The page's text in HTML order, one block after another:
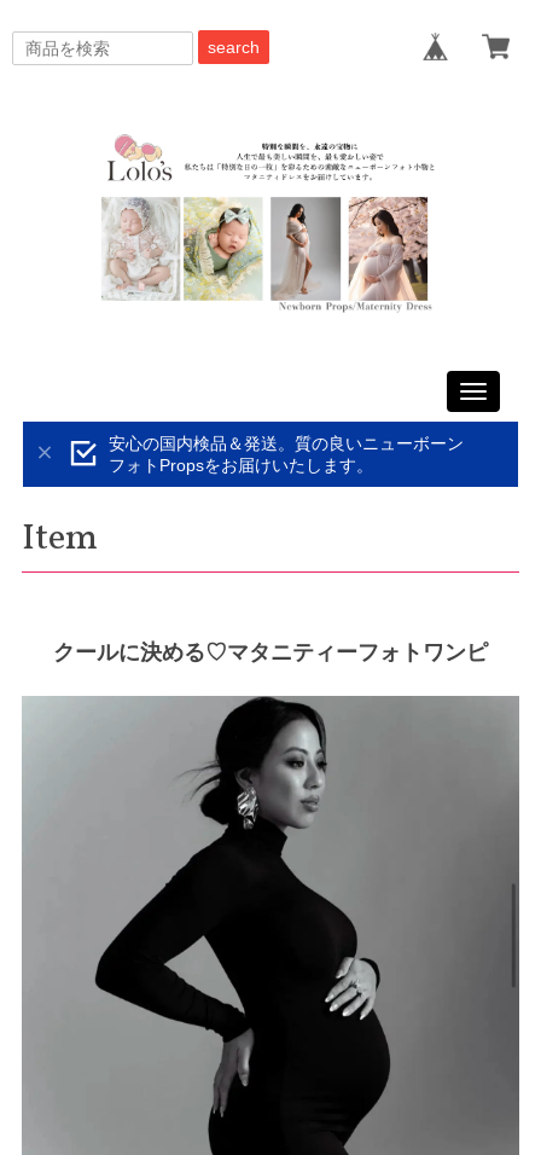
search
Toggle
安心の国内検品＆発送。質の良いニューボーン
フォトPropsをお届けいたします。
Item
クールに決める♡マタニティーフォトワンピ